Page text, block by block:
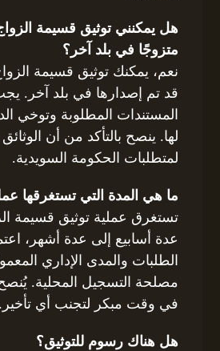
هل يمكنني توثيق قسيمة
متزوجًا في بلد آخر؟
نعم، يمكنك توثيق قسيمة
قد تم إصدارها في بلد آخر.
المستندات المطلوبة وتوخي
لها. ينصح بالتأكد من أن
لمتطلبات الحكومة السويدية.
ما هي المدة التي تستغرقها
تستغرق عملية توثيق قسيمة
عدة أسابيع إلى عدة أشهر،
الطلبات والمدى الإداري
مصلحة التسجيل المحلية.
في وقت مبكر لتجنب أي تأخير.
هل هناك رسوم للتوثيق؟